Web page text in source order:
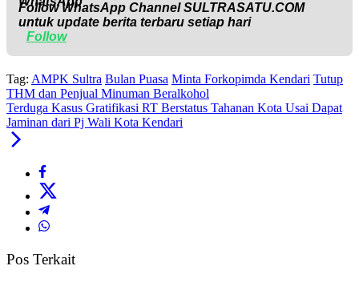
Follow WhatsApp ChannelSULTRASATU.COM
untuk update berita terbaru setiap hari
Follow
Tag: AMPK Sultra Bulan Puasa Minta Forkopimda Kendari Tutup
THM dan Penjual Minuman Beralkohol
Terduga Kasus Gratifikasi RT Berstatus Tahanan Kota Usai Dapat
Jaminan dari Pj Wali Kota Kendari
Pos Terkait